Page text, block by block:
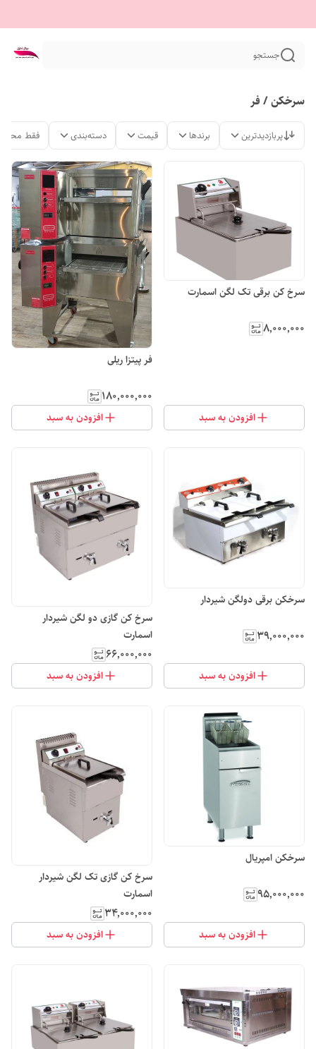
جستجو
سرخکن / فر
پربازدیدترین برندها قیمت دسته‌بندی فقط
سرخ کن برقی تک لگن اسمارت
۸٬۰۰۰٬۰۰۰
افزودن به سبد
فر پیتزا ریلی
۱۸۰٬۰۰۰٬۰۰۰
افزودن به سبد
سرخکن برقی دولگن شیردار
۳۹٬۰۰۰٬۰۰۰
افزودن به سبد
سرخ کن گازی دو لگن شیردار
اسمارت
۶۶٬۰۰۰٬۰۰۰
افزودن به سبد
سرخکن امپریال
۹۵٬۰۰۰٬۰۰۰
افزودن به سبد
سرخ کن گازی تک لگن شیردار
اسمارت
۳۴٬۰۰۰٬۰۰۰
افزودن به سبد